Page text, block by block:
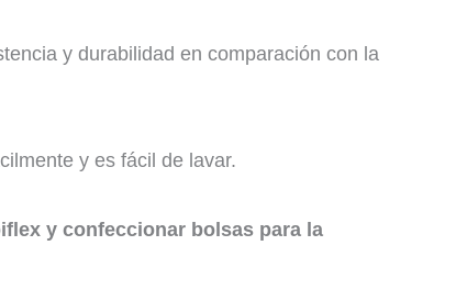
y durabilidad en comparación con la
y es fácil de lavar.
y confeccionar bolsas para la